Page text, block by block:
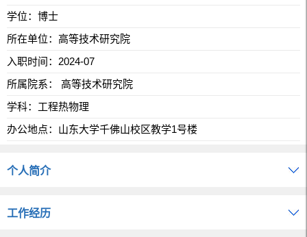
学位：博士
所在单位：高等技术研究院
入职时间：2024-07
所属院系： 高等技术研究院
学科：工程热物理
办公地点：山东大学千佛山校区教学1号楼
个人简介
工作经历